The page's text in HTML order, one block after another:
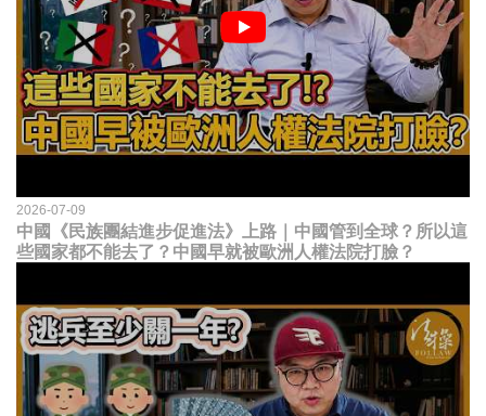
2026-07-09
中國《民族團結進步促進法》上路｜中國管到全球？所以這
些國家都不能去了？中國早就被歐洲人權法院打臉？